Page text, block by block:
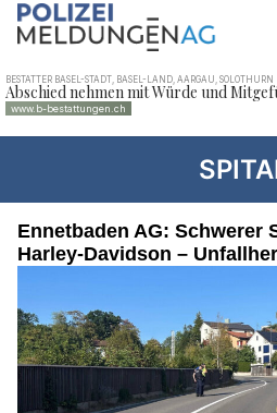
Ennetbaden AG: Schwerer
Harley-Davidson –